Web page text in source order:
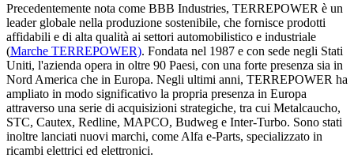
Precedentemente nota come BBB Industries, TERREPOWER è un
leader globale nella produzione sostenibile, che fornisce prodotti
affidabili e di alta qualità ai settori automobilistico e industriale
(Marche TERREPOWER). Fondata nel 1987 e con sede negli Stati
Uniti, l'azienda opera in oltre 90 Paesi, con una forte presenza sia in
Nord America che in Europa. Negli ultimi anni, TERREPOWER ha
ampliato in modo significativo la propria presenza in Europa
attraverso una serie di acquisizioni strategiche, tra cui Metalcaucho,
STC, Cautex, Redline, MAPCO, Budweg e Inter-Turbo. Sono stati
inoltre lanciati nuovi marchi, come Alfa e-Parts, specializzato in
ricambi elettrici ed elettronici.